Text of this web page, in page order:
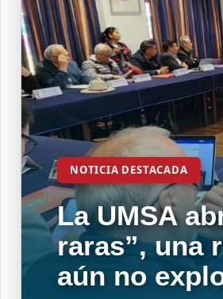
NOTICIA DESTACADA
La UMSA
raras”, una
aún no